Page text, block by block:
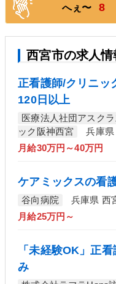
へぇ〜 8
西宮市の求人情
正看護師/クリニッ
120日以上
医療法人社団アスク
ック阪神西宮
兵庫県
月給30万円～40万円
ケアミックスの看
谷向病院
兵庫県 西
月給25万円～
「未経験OK」正
み